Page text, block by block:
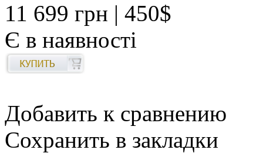
11 699 грн | 450$
Є в наявності
Добавить к сравнению
Сохранить в закладки